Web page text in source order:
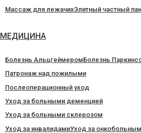
Массаж для лежачихЭлитный частный
МЕДИЦИНА
Болезнь АльцгеймеромБолезнь
Патронаж над пожилыми
Послеоперационный уход
Уход за больными деменцией
Уход за больными склерозом
Уход за инвалидамиУход за